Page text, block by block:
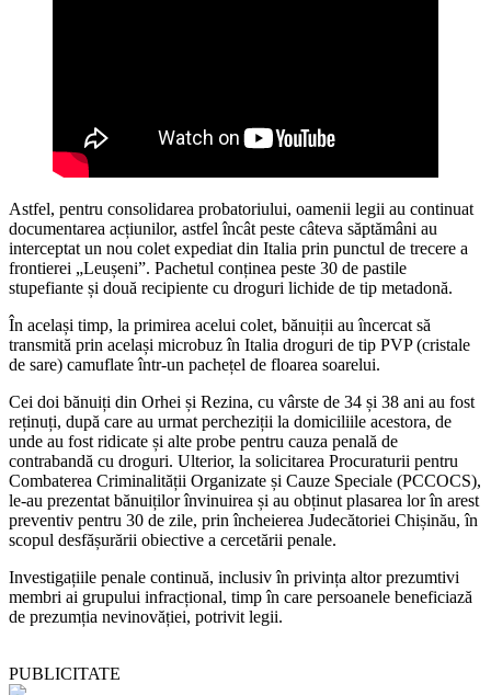
Astfel, pentru consolidarea probatoriului, oamenii legii au continuat
documentarea acțiunilor, astfel încât peste câteva săptămâni au
interceptat un nou colet expediat din Italia prin punctul de trecere a
frontierei „Leușeni”. Pachetul conținea peste 30 de pastile
stupefiante și două recipiente cu droguri lichide de tip metadonă.
În același timp, la primirea acelui colet, bănuiții au încercat să
transmită prin același microbuz în Italia droguri de tip PVP (cristale
de sare) camuflate într-un pachețel de floarea soarelui.
Cei doi bănuiți din Orhei și Rezina, cu vârste de 34 și 38 ani au fost
reținuți, după care au urmat percheziții la domiciliile acestora, de
unde au fost ridicate și alte probe pentru cauza penală de
contrabandă cu droguri. Ulterior, la solicitarea Procuraturii pentru
Combaterea Criminalității Organizate și Cauze Speciale (PCCOCS),
le-au prezentat bănuiților învinuirea și au obținut plasarea lor în arest
preventiv pentru 30 de zile, prin încheierea Judecătoriei Chișinău, în
scopul desfășurării obiective a cercetării penale.
Investigațiile penale continuă, inclusiv în privința altor prezumtivi
membri ai grupului infracțional, timp în care persoanele beneficiază
de prezumția nevinovăției, potrivit legii.
PUBLICITATE